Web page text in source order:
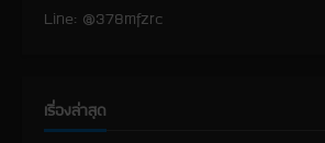
a
Line: @378mfzrc
เรื่องล่าสุด